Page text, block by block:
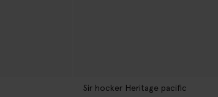
Sir hocker Heritage pacific